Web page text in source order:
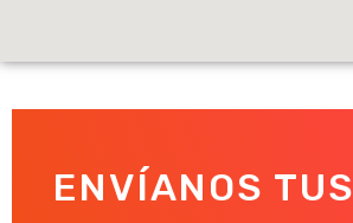
ENVÍANOS TUS